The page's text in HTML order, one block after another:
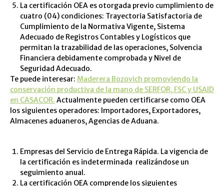
La certificación OEA es otorgada previo cumplimiento de
cuatro (04) condiciones: Trayectoria Satisfactoria de
Cumplimiento de la Normativa Vigente, Sistema
Adecuado de Registros Contables y Logísticos que
permitan la trazabilidad de las operaciones, Solvencia
Financiera debidamente comprobada y Nivel de
Seguridad Adecuado.
Te puede interesar: Maderera Bozovich promoviendo la
conservación productiva de la mano de SERFOR, FSC y USAID
en CASACOR. Actualmente pueden certificarse como OEA
los siguientes operadores: Importadores, Exportadores,
Almacenes aduaneros, Agencias de Aduana.
Empresas del Servicio de Entrega Rápida. La vigencia de
la certificación es indeterminada realizándose un
seguimiento anual.
La certificación OEA comprende los siguientes